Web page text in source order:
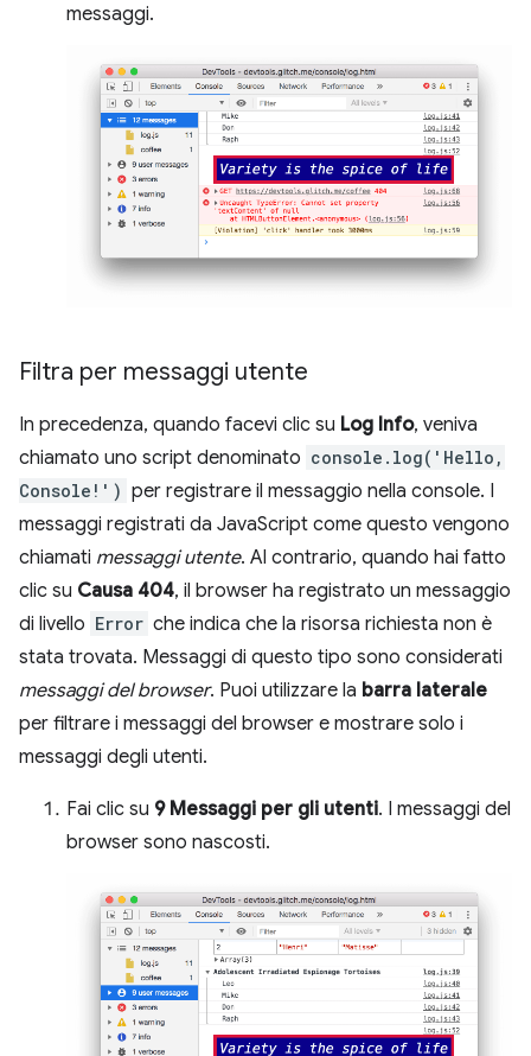
messaggi.
Filtra per messaggi utente
In precedenza, quando facevi clic su Log Info, veniva
chiamato uno script denominato console.log('Hello,
Console!') per registrare il messaggio nella console. I
messaggi registrati da JavaScript come questo vengono
chiamati messaggi utente. Al contrario, quando hai fatto
clic su Causa 404, il browser ha registrato un messaggio
di livello Error che indica che la risorsa richiesta non è
stata trovata. Messaggi di questo tipo sono considerati
messaggi del browser. Puoi utilizzare la barra laterale
per filtrare i messaggi del browser e mostrare solo i
messaggi degli utenti.
Fai clic su 9 Messaggi per gli utenti. I messaggi del
browser sono nascosti.